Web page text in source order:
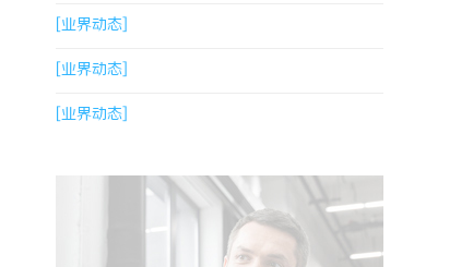
[业界动态]
[业界动态]
[业界动态]